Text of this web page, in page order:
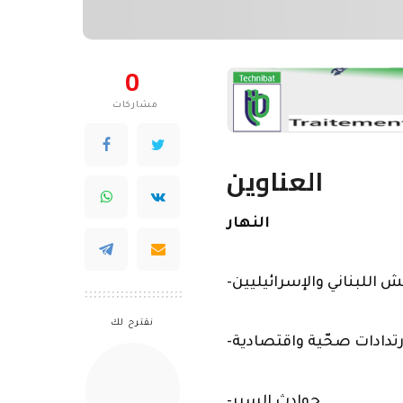
0
مشاركات
نقترح لك
العناوين
النهار